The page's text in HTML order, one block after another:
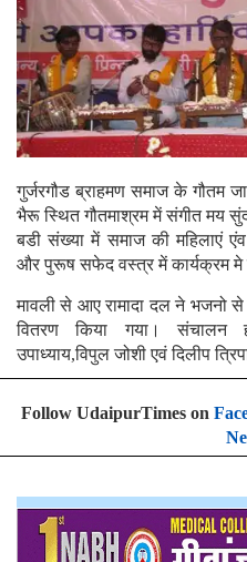
गुर्जरगौड ब्राहमण समाज के गौतम
भैरू स्थित गौतमाश्रम में संगीत मय
बडी संख्या में समाज की महिलाएं
और पुरूष सफेद वस्त्र में कार्यक्रम मे
मावली से आए रामादा दल ने भजनो
वितरण किया गया। संचालन
उपाध्याय,विपुल जोशी एवं दिलीप
Follow UdaipurTimes on